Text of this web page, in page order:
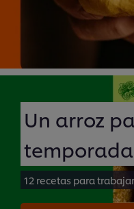
Un arroz
temporada
12 recetas para